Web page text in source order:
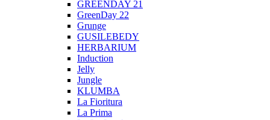
GREENDAY 21
GreenDay 22
Grunge
GUSILEBEDY
HERBARIUM
Induction
Jelly
Jungle
KLUMBA
La Fioritura
La Prima